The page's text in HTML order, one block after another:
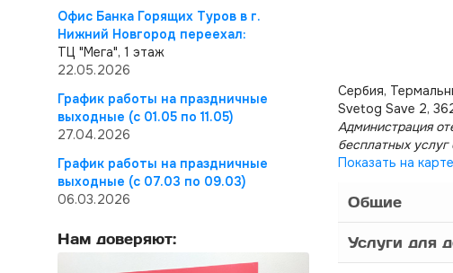
Офис Банка Горящих Туров в г.
Нижний Новгород переехал:
ТЦ "Мега", 1 этаж
22.05.2026
График работы на праздничные
выходные (с 01.05 по 11.05)
27.04.2026
График работы на праздничные
выходные (с 07.03 по 09.03)
06.03.2026
Нам доверяют:
Сербия,
Svetog Save 2,
Администрация
бесплатных
Показать на карте
Общие
Услуги для